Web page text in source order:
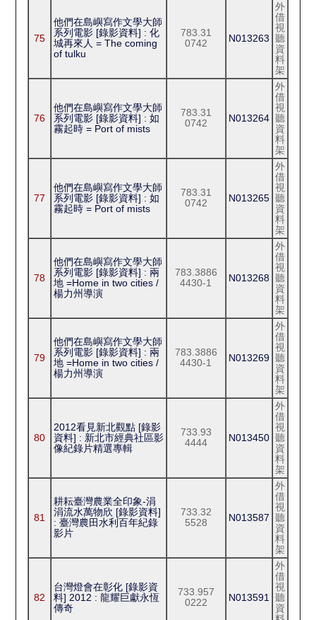
75
他們在島嶼寫作文學大師
系列電影 [錄影資料] : 化
城再來人 = The coming
of tulku
783.31
0742
N013263
外
借
視
聽
資
料
架
76
他們在島嶼寫作文學大師
系列電影 [錄影資料] : 如
霧起時 = Port of mists
783.31
0742
N013264
外
借
視
聽
資
料
架
77
他們在島嶼寫作文學大師
系列電影 [錄影資料] : 如
霧起時 = Port of mists
783.31
0742
N013265
外
借
視
聽
資
料
架
78
他們在島嶼寫作文學大師
系列電影 [錄影資料] : 兩
地 =Home in two cities /
楊力州導演
783.3886
4430-1
N013268
外
借
視
聽
資
料
架
79
他們在島嶼寫作文學大師
系列電影 [錄影資料] : 兩
地 =Home in two cities /
楊力州導演
783.3886
4430-1
N013269
外
借
視
聽
資
料
架
80
2012看見新北觀點 [錄影
資料] : 新北市經典社區影
像紀錄片精選專輯
733.93
4444
N013450
外
借
視
聽
資
料
架
81
耕耘臺灣農業全印象-涓
涓流水萬物欣 [錄影資料]
: 臺灣農田水利百年紀錄
影片
733.32
5528
N013587
外
借
視
聽
資
料
架
82
台灣燈會在彰化 [錄影資
料] 2012 : 龍耀巨獻永恆
傳奇
733.957
0222
N013591
外
借
視
聽
資